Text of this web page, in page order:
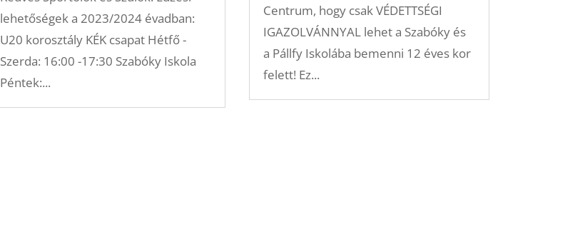
lehetőségek a 2023/2024 évadban:
U20 korosztály KÉK csapat Hétfő -
Szerda: 16:00 -17:30 Szabóky Iskola
Péntek:...
Centrum, hogy csak VÉDETTSÉGI
IGAZOLVÁNNYAL lehet a Szabóky és
a Pállfy Iskolába bemenni 12 éves kor
felett! Ez...